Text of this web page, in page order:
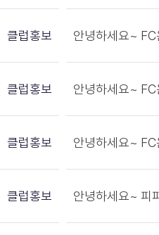
클럽홍보 안녕하세요~
클럽홍보 안녕하세요~
클럽홍보 안녕하세요~
클럽홍보 안녕하세요~ 피